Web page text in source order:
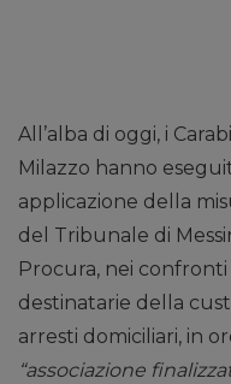
All’alba di oggi, i
Milazzo hanno
applicazione della
del Tribunale di
Procura, nei confronti
destinatarie della
arresti domiciliari, in
“associazione